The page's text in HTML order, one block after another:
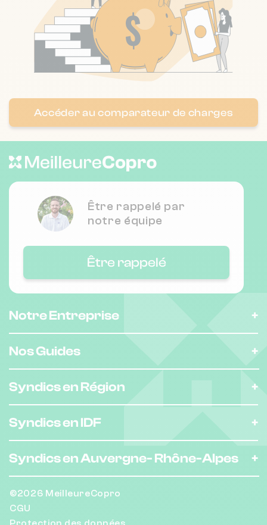
Nombre de lots : 14
25 r de dannemarie 90000 Belfort
❯
Nombre de lots : 14
1 avenue de la Lorraine 90000
❯
Nombre de lots : 8
1 r des alisiers 90800 Argiésans
Nombre de lots : 11
10 r de belfort 90140 Bourogne
❯
Accéder au comparateur de charges
Être rappelé par
notre équipe
Être rappelé
Notre Entreprise
Nos Guides
Syndics en Région
Syndics en IDF
Syndics en Auvergne-Rhône-Alpes
©2026 MeilleureCopro
CGU